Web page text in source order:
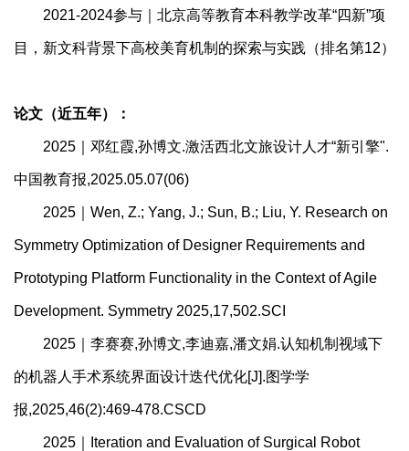
2021-2024参与｜北京高等教育本科教学改革“四新”项
目，新文科背景下高校美育机制的探索与实践（排名第12）
论文（近五年）：
2025｜邓红霞,孙博文.激活西北文旅设计人才“新引擎".
中国教育报,2025.05.07(06)
2025｜Wen, Z.; Yang, J.; Sun, B.; Liu, Y. Research on
Symmetry Optimization of Designer Requirements and
Prototyping Platform Functionality in the Context of Agile
Development. Symmetry 2025,17,502.SCI
2025｜李赛赛,孙博文,李迪嘉,潘文娟.认知机制视域下
的机器人手术系统界面设计迭代优化[J].图学学
报,2025,46(2):469-478.CSCD
2025｜Iteration and Evaluation of Surgical Robot